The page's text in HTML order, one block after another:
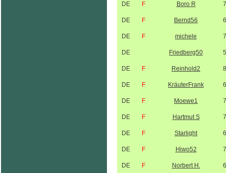
DE F Boro R
DE F Bernd56
DE F michele
DE Friedberg50
DE F Reinhold2
DE F KräuterFrank
DE F Moewe1
DE F Hartmut S
DE F Starlight
DE F Hiwo52
DE F Norbert H.